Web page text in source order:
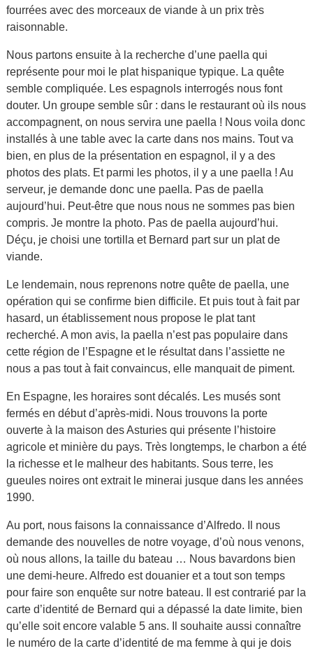
fourrées avec des morceaux de viande à un prix très
raisonnable.
Nous partons ensuite à la recherche d’une paella qui
représente pour moi le plat hispanique typique. La quête
semble compliquée. Les espagnols interrogés nous font
douter. Un groupe semble sûr : dans le restaurant où ils nous
accompagnent, on nous servira une paella ! Nous voila donc
installés à une table avec la carte dans nos mains. Tout va
bien, en plus de la présentation en espagnol, il y a des
photos des plats. Et parmi les photos, il y a une paella ! Au
serveur, je demande donc une paella. Pas de paella
aujourd’hui. Peut-être que nous nous ne sommes pas bien
compris. Je montre la photo. Pas de paella aujourd’hui.
Déçu, je choisi une tortilla et Bernard part sur un plat de
viande.
Le lendemain, nous reprenons notre quête de paella, une
opération qui se confirme bien difficile. Et puis tout à fait par
hasard, un établissement nous propose le plat tant
recherché. A mon avis, la paella n’est pas populaire dans
cette région de l’Espagne et le résultat dans l’assiette ne
nous a pas tout à fait convaincus, elle manquait de piment.
En Espagne, les horaires sont décalés. Les musés sont
fermés en début d’après-midi. Nous trouvons la porte
ouverte à la maison des Asturies qui présente l’histoire
agricole et minière du pays. Très longtemps, le charbon a été
la richesse et le malheur des habitants. Sous terre, les
gueules noires ont extrait le minerai jusque dans les années
1990.
Au port, nous faisons la connaissance d’Alfredo. Il nous
demande des nouvelles de notre voyage, d’où nous venons,
où nous allons, la taille du bateau … Nous bavardons bien
une demi-heure. Alfredo est douanier et a tout son temps
pour faire son enquête sur notre bateau. Il est contrarié par la
carte d’identité de Bernard qui a dépassé la date limite, bien
qu’elle soit encore valable 5 ans. Il souhaite aussi connaître
le numéro de la carte d’identité de ma femme à qui je dois